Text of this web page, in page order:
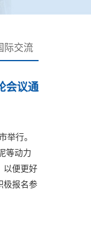
际交流
会议通
举行。
等动力
以便更好
极报名参